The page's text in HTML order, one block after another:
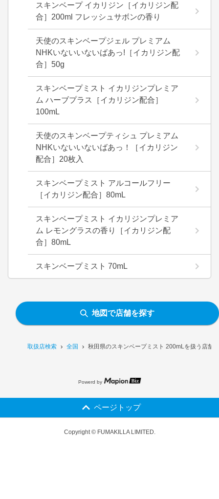
取扱店検索 全国 秋田県のスキンベープミスト 200mLを扱う店舗
スキンベープ イカリジン［イカリジン配
合］200ml フレッシュサボンの香り
天使のスキンベープジェル プレミアム
NHKいないいないばあっ!［イカリジン配
合］50g
スキンベープミスト イカリジンプレミア
ム ハーブプラス［イカリジン配合］
100mL
天使のスキンベープティシュ プレミアム
NHKいないいないばあっ！［イカリジン
配合］20枚入
スキンベープミスト アルコールフリー
［イカリジン配合］80mL
スキンベープミスト イカリジンプレミア
ム レモングラスの香り［イカリジン配
合］80mL
スキンベープミスト 70mL
地図で店舗を探す
Powerd by
ページトップ
Copyright © FUMAKILLA LIMITED.